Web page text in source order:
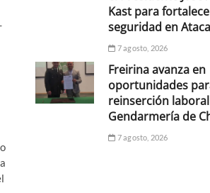
Kast para
seguridad en
7 agosto, 2026
Freirina avanza en
oportunidades
reinserción
Gendarmería de
7 agosto, 2026